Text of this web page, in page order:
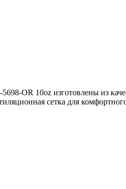
OR 10oz изготовлены из
сетка для